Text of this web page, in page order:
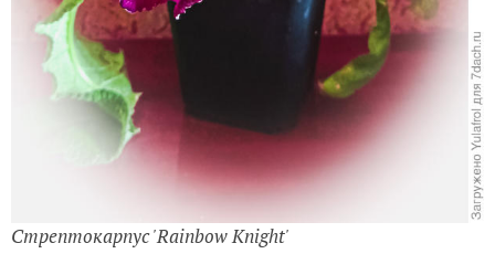
Стрептокарпус 'Rainbow Knight'